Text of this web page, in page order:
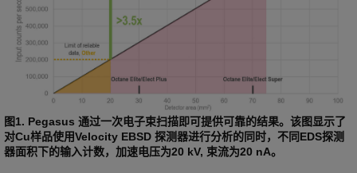
图1. Pegasus 通过一次电子束扫描即可提供可靠的结果。该图显示了
对Cu样品使用Velocity EBSD 探测器进行分析的同时，不同EDS探测
器面积下的输入计数，加速电压为20 kV, 束流为20 nA。